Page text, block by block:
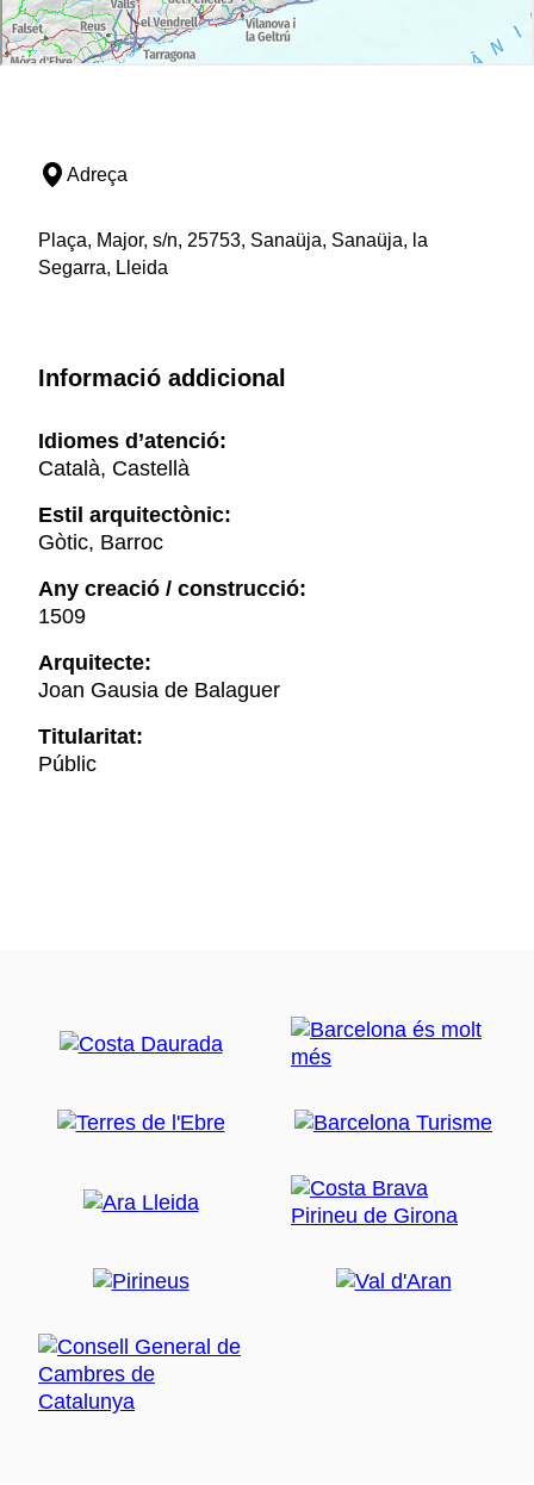
Adreça
Plaça, Major, s/n, 25753, Sanaüja, Sanaüja, la
Segarra, Lleida
Informació addicional
Idiomes d’atenció:
Català, Castellà
Estil arquitectònic:
Gòtic, Barroc
Any creació / construcció:
1509
Arquitecte:
Joan Gausia de Balaguer
Titularitat:
Públic